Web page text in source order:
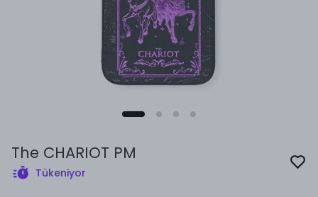
The CHARIOT PM
Tükeniyor